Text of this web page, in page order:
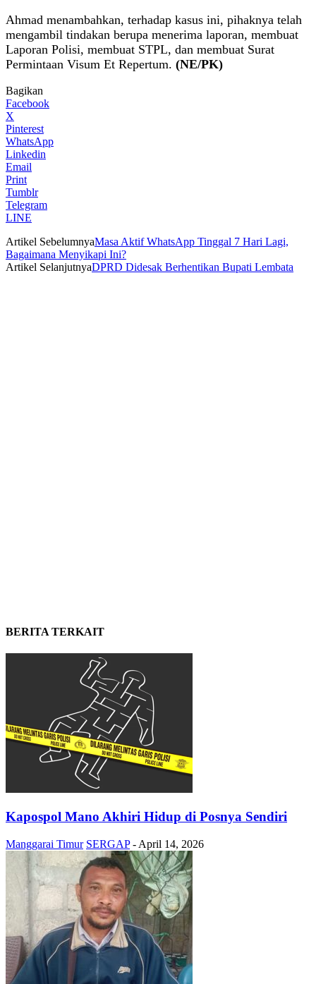
Ahmad menambahkan, terhadap kasus ini, pihaknya telah
mengambil tindakan berupa menerima laporan, membuat
Laporan Polisi, membuat STPL, dan membuat Surat
Permintaan Visum Et Repertum. (NE/PK)
Bagikan
Facebook
X
Pinterest
WhatsApp
Linkedin
Email
Print
Tumblr
Telegram
LINE
Artikel SebelumnyaMasa Aktif WhatsApp Tinggal 7 Hari Lagi,
Bagaimana Menyikapi Ini?
Artikel SelanjutnyaDPRD Didesak Berhentikan Bupati Lembata
BERITA TERKAIT
Kapospol Mano Akhiri Hidup di Posnya Sendiri
Manggarai Timur SERGAP - April 14, 2026